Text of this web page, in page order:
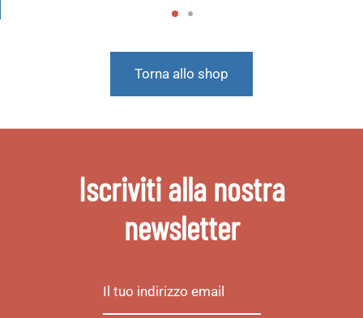
Torna allo shop
Iscriviti alla nostra
newsletter